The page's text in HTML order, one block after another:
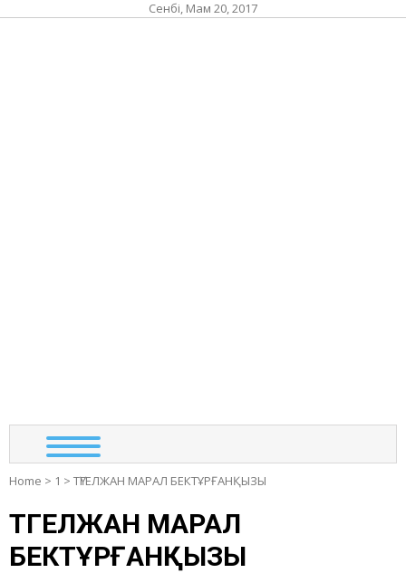
Сенбі, Мам 20, 2017
Home > 1 > ТҮГЕЛЖАН МАРАЛ БЕКТҰРҒАНҚЫЗЫ
ТҮГЕЛЖАН МАРАЛ
БЕКТҰРҒАНҚЫЗЫ